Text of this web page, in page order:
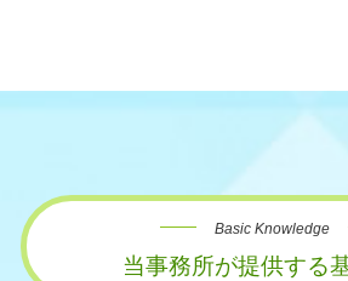
Basic Knowledge
当事務所が提供する